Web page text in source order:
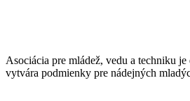
Asociácia pre mládež, vedu a techniku
vytvára podmienky pre nádejných